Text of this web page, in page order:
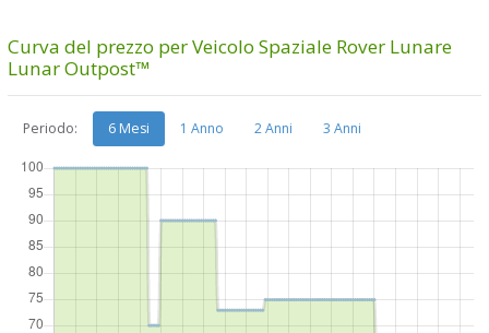
Curva del prezzo per Veicolo Spaziale Rover Lunare
Lunar Outpost™
Periodo: 6 Mesi 1 Anno 2 Anni 3 Anni